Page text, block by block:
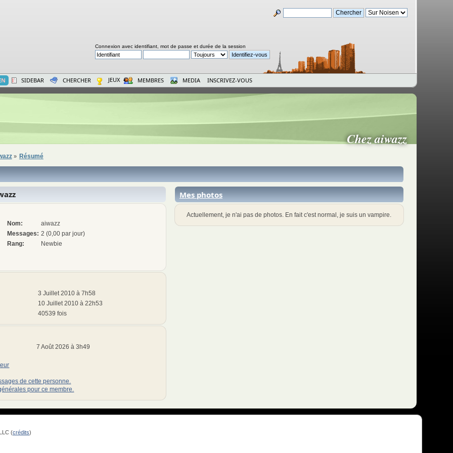
Connexion avec identifiant, mot de passe et durée de la session
N SIDEBAR CHERCHER JEUX MEMBRES MEDIA INSCRIVEZ-VOUS
Chez aiwazz
» Résumé
Nom:
aiwazz
Messages: 2 (0,00 par jour)
Rang:
Newbie
3 Juillet 2010 à 7h58
10 Juillet 2010 à 22h53
40539 fois
7 Août 2026 à 3h49
de cette personne.
pour ce membre.
Mes photos
Actuellement, je n'ai pas de photos. En fait c'est normal, je suis un vampire.
(crédits)